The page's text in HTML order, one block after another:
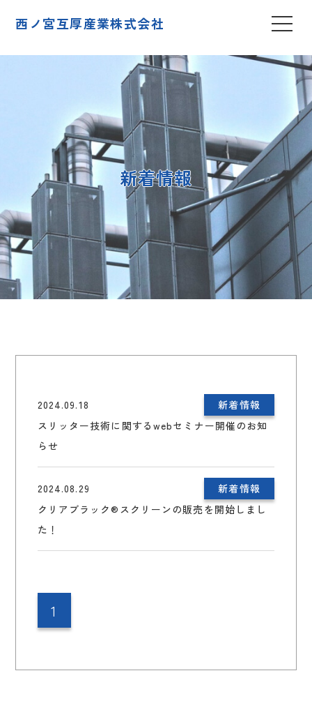
西ノ宮互厚産業株式会社
新着情報
2024.09.18
新着情報
スリッター技術に関するwebセミナー開催のお知
らせ
2024.08.29
新着情報
クリアブラック®スクリーンの販売を開始しまし
た！
1